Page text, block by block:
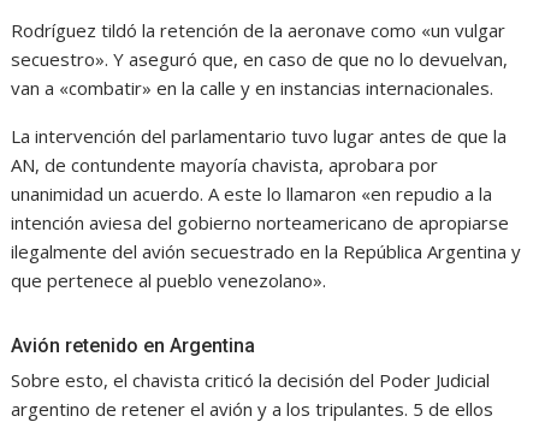
Rodríguez tildó la retención de la aeronave como «un vulgar
secuestro». Y aseguró que, en caso de que no lo devuelvan,
van a «combatir» en la calle y en instancias internacionales.
La intervención del parlamentario tuvo lugar antes de que la
AN, de contundente mayoría chavista, aprobara por
unanimidad un acuerdo. A este lo llamaron «en repudio a la
intención aviesa del gobierno norteamericano de apropiarse
ilegalmente del avión secuestrado en la República Argentina y
que pertenece al pueblo venezolano».
Avión retenido en Argentina
Sobre esto, el chavista criticó la decisión del Poder Judicial
argentino de retener el avión y a los tripulantes. 5 de ellos